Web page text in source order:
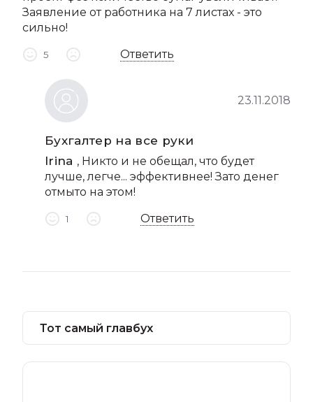
Заявление от работника на 7 листах - это
сильно!
5 Ответить
Бухгалтер на все руки
23.11.2018
Irina , Никто и не обещал, что будет
лучше, легче... эффективнее! Зато денег
отмыто на этом!
1 Ответить